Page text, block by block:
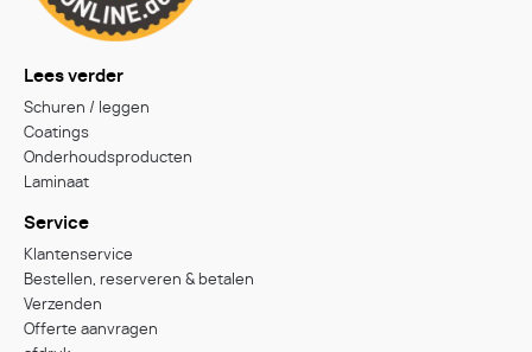
Lees verder
Schuren / leggen
Coatings
Onderhoudsproducten
Laminaat
Service
Klantenservice
Bestellen, reserveren & betalen
Verzenden
Offerte aanvragen